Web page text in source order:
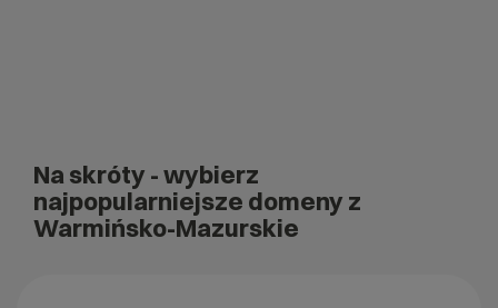
Na skróty - wybierz
najpopularniejsze domeny z
Warmińsko-Mazurskie